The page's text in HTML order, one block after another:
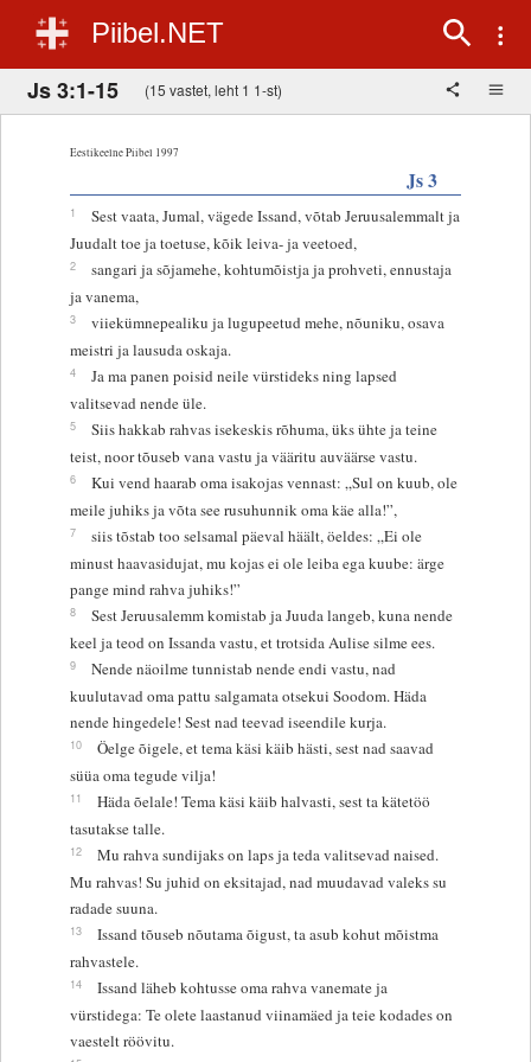
Piibel.NET
Js 3:1-15 (15 vastet, leht 1 1-st)
Eestikeelne Piibel 1997
Js 3
1
Sest vaata, Jumal, vägede Issand, võtab Jeruusalemmalt ja
Juudalt toe ja toetuse, kõik leiva- ja veetoed,
2
sangari ja sõjamehe, kohtumõistja ja prohveti, ennustaja
ja vanema,
3
viiekümnepealiku ja lugupeetud mehe, nõuniku, osava
meistri ja lausuda oskaja.
4
Ja ma panen poisid neile vürstideks ning lapsed
valitsevad nende üle.
5
Siis hakkab rahvas isekeskis rõhuma, üks ühte ja teine
teist, noor tõuseb vana vastu ja vääritu auväärse vastu.
6
Kui vend haarab oma isakojas vennast: „Sul on kuub, ole
meile juhiks ja võta see rusuhunnik oma käe alla!”,
7
siis tõstab too selsamal päeval häält, öeldes: „Ei ole
minust haavasidujat, mu kojas ei ole leiba ega kuube: ärge
pange mind rahva juhiks!”
8
Sest Jeruusalemm komistab ja Juuda langeb, kuna nende
keel ja teod on Issanda vastu, et trotsida Aulise silme ees.
9
Nende näoilme tunnistab nende endi vastu, nad
kuulutavad oma pattu salgamata otsekui Soodom. Häda
nende hingedele! Sest nad teevad iseendile kurja.
10
Öelge õigele, et tema käsi käib hästi, sest nad saavad
süüa oma tegude vilja!
11
Häda õelale! Tema käsi käib halvasti, sest ta kätetöö
tasutakse talle.
12
Mu rahva sundijaks on laps ja teda valitsevad naised.
Mu rahvas! Su juhid on eksitajad, nad muudavad valeks su
radade suuna.
13
Issand tõuseb nõutama õigust, ta asub kohut mõistma
rahvastele.
14
Issand läheb kohtusse oma rahva vanemate ja
vürstidega: Te olete laastanud viinamäed ja teie kodades on
vaestelt röövitu.